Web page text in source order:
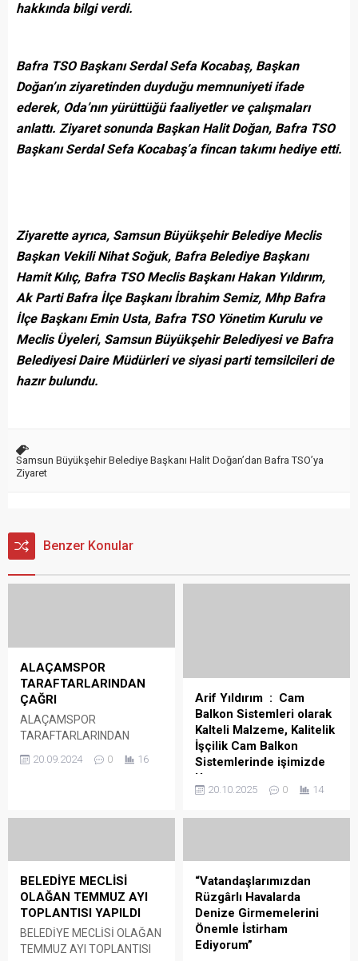
hakkında bilgi verdi.
Bafra TSO Başkanı Serdal Sefa Kocabaş, Başkan
Doğan’ın ziyaretinden duyduğu memnuniyeti ifade
ederek, Oda’nın yürüttüğü faaliyetler ve çalışmaları
anlattı. Ziyaret sonunda Başkan Halit Doğan, Bafra TSO
Başkanı Serdal Sefa Kocabaş’a fincan takımı hediye etti.
Ziyarette ayrıca, Samsun Büyükşehir Belediye Meclis
Başkan Vekili Nihat Soğuk, Bafra Belediye Başkanı
Hamit Kılıç, Bafra TSO Meclis Başkanı Hakan Yıldırım,
Ak Parti Bafra İlçe Başkanı İbrahim Semiz, Mhp Bafra
İlçe Başkanı Emin Usta, Bafra TSO Yönetim Kurulu ve
Meclis Üyeleri, Samsun Büyükşehir Belediyesi ve Bafra
Belediyesi Daire Müdürleri ve siyasi parti temsilcileri de
hazır bulundu.
Samsun Büyükşehir Belediye Başkanı Halit Doğan’dan Bafra TSO’ya
Ziyaret
Benzer Konular
ALAÇAMSPOR
TARAFTARLARINDAN
ÇAĞRI
ALAÇAMSPOR
TARAFTARLARINDAN
taraftarlarından çağrı: “Stadı
imkansızlıklardan dolayı
almıştı. Alaçamspor
taraftarı, takımlarına sahip
çıkmaları için yetkililere
çağrıda bulunarak, ”
Alaçam’ı sporsuz
bırakmayın. Çocukları
20.09.2024 0 16
Arif Yıldırım : Cam
Balkon Sistemleri olarak
Kalteli Malzeme, Kalitelik
İşçilik Cam Balkon
Sistemlerinde işimizde
Uzmanız
Arif Yıldırım : Cam Balkon
işimizde Uzmanız 15 yıldır
Cam Balkon işinde uzman
olan Arif Yıldırım ” Yıldırım
Cam Balkon Sistemleri ”
olarak kendi işimizde değerli
müşterilerimize hizmet
20.10.2025 0 14
BELEDİYE MECLİSİ
OLAĞAN TEMMUZ AYI
TOPLANTISI YAPILDI
BELEDİYE MECLİSİ OLAĞAN
TEMMUZ AYI TOPLANTISI
“Vatandaşlarımızdan
Rüzgârlı Havalarda
Denize Girmemelerini
Önemle İstirham
Ediyorum”